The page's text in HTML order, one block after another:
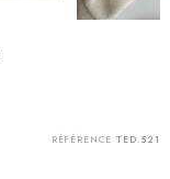
RÉFÉRENCE TED.521